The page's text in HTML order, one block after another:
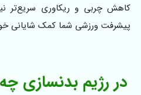
کاهش چربی و ریکاوری سریع‌تر
پیشرفت ورزشی شما کمک شایانی
در رژیم بدنسازی